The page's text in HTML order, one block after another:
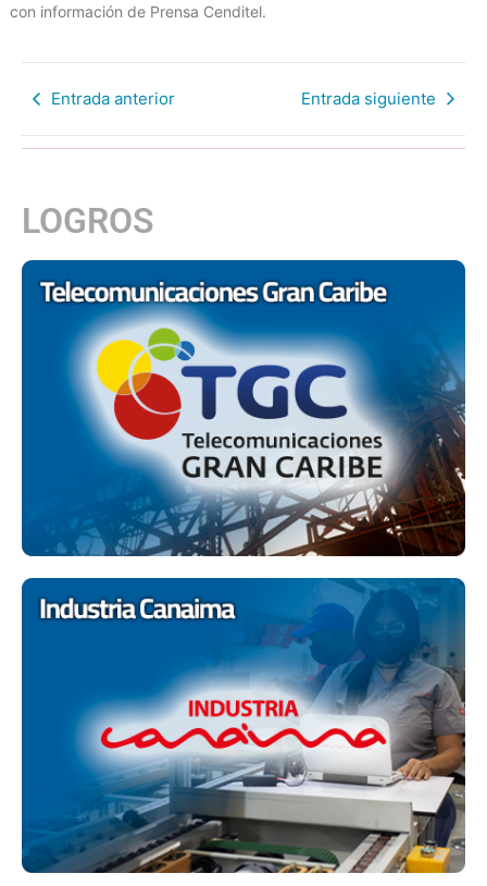
con información de Prensa Cenditel.
Entrada anterior Entrada siguiente
LOGROS